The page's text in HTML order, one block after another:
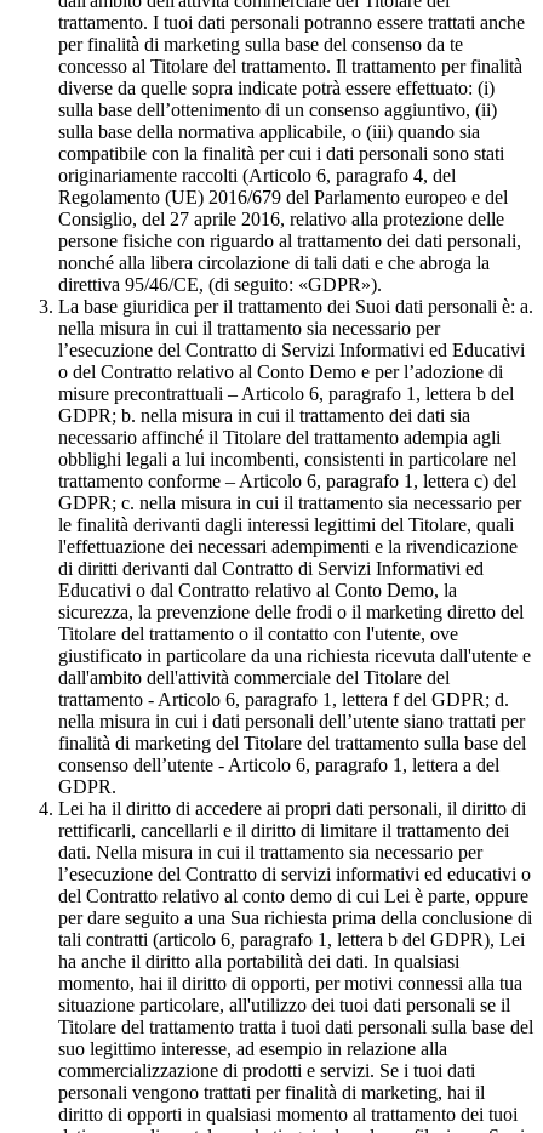
trattamento. I tuoi dati personali potranno essere trattati anche
per finalità di marketing sulla base del consenso da te
concesso al Titolare del trattamento. Il trattamento per finalità
diverse da quelle sopra indicate potrà essere effettuato: (i)
sulla base dell’ottenimento di un consenso aggiuntivo, (ii)
sulla base della normativa applicabile, o (iii) quando sia
compatibile con la finalità per cui i dati personali sono stati
originariamente raccolti (Articolo 6, paragrafo 4, del
Regolamento (UE) 2016/679 del Parlamento europeo e del
Consiglio, del 27 aprile 2016, relativo alla protezione delle
persone fisiche con riguardo al trattamento dei dati personali,
nonché alla libera circolazione di tali dati e che abroga la
direttiva 95/46/CE, (di seguito: «GDPR»).
La base giuridica per il trattamento dei Suoi dati personali è: a.
nella misura in cui il trattamento sia necessario per
l’esecuzione del Contratto di Servizi Informativi ed Educativi
o del Contratto relativo al Conto Demo e per l’adozione di
misure precontrattuali – Articolo 6, paragrafo 1, lettera b del
GDPR; b. nella misura in cui il trattamento dei dati sia
necessario affinché il Titolare del trattamento adempia agli
obblighi legali a lui incombenti, consistenti in particolare nel
trattamento conforme – Articolo 6, paragrafo 1, lettera c) del
GDPR; c. nella misura in cui il trattamento sia necessario per
le finalità derivanti dagli interessi legittimi del Titolare, quali
l'effettuazione dei necessari adempimenti e la rivendicazione
di diritti derivanti dal Contratto di Servizi Informativi ed
Educativi o dal Contratto relativo al Conto Demo, la
sicurezza, la prevenzione delle frodi o il marketing diretto del
Titolare del trattamento o il contatto con l'utente, ove
giustificato in particolare da una richiesta ricevuta dall'utente e
dall'ambito dell'attività commerciale del Titolare del
trattamento - Articolo 6, paragrafo 1, lettera f del GDPR; d.
nella misura in cui i dati personali dell’utente siano trattati per
finalità di marketing del Titolare del trattamento sulla base del
consenso dell’utente - Articolo 6, paragrafo 1, lettera a del
GDPR.
Lei ha il diritto di accedere ai propri dati personali, il diritto di
rettificarli, cancellarli e il diritto di limitare il trattamento dei
dati. Nella misura in cui il trattamento sia necessario per
l’esecuzione del Contratto di servizi informativi ed educativi o
del Contratto relativo al conto demo di cui Lei è parte, oppure
per dare seguito a una Sua richiesta prima della conclusione di
tali contratti (articolo 6, paragrafo 1, lettera b del GDPR), Lei
ha anche il diritto alla portabilità dei dati. In qualsiasi
momento, hai il diritto di opporti, per motivi connessi alla tua
situazione particolare, all'utilizzo dei tuoi dati personali se il
Titolare del trattamento tratta i tuoi dati personali sulla base del
suo legittimo interesse, ad esempio in relazione alla
commercializzazione di prodotti e servizi. Se i tuoi dati
personali vengono trattati per finalità di marketing, hai il
diritto di opporti in qualsiasi momento al trattamento dei tuoi